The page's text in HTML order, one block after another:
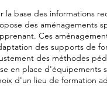
la base des informations
des aménagements
. Ces
des supports de
des méthodes
en place d'équipements
d'un lieu de formation